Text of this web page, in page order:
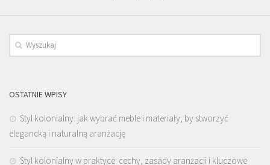
OSTATNIE WPISY
Styl kolonialny: jak wybrać meble i materiały, by stworzyć
elegancką i naturalną aranżację
Styl kolonialny w praktyce: cechy, zasady aranżacji i kluczowe